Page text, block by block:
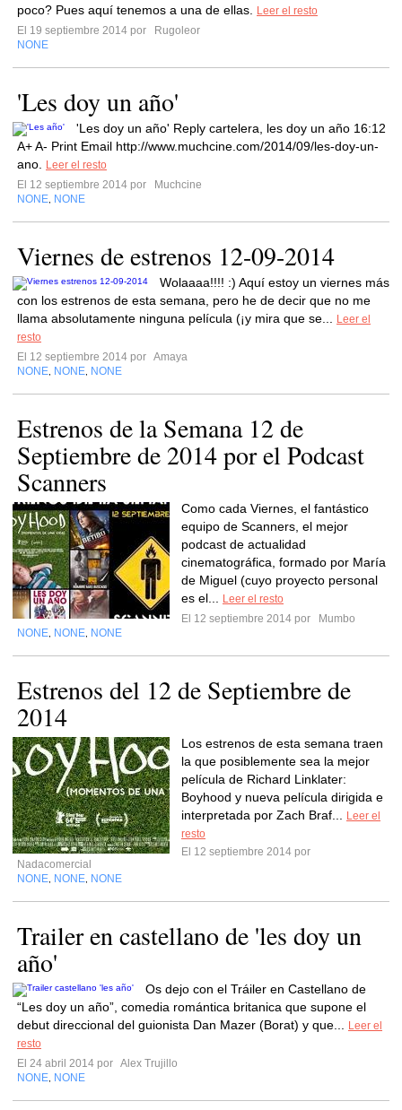
poco? Pues aquí tenemos a una de ellas.
Leer el resto
El 19 septiembre 2014 por
Rugoleor
NONE
'Les doy un año'
'Les doy un año' Reply cartelera, les doy un año 16:12
A+ A- Print Email http://www.muchcine.com/2014/09/les-doy-un-
ano.
Leer el resto
El 12 septiembre 2014 por
Muchcine
NONE NONE
Viernes de estrenos 12-09-2014
Wolaaaa!!!! :) Aquí estoy un viernes más
con los estrenos de esta semana, pero he de decir que no me
llama absolutamente ninguna película (¡y mira que se...
Leer el
resto
El 12 septiembre 2014 por Amaya
NONE NONE NONE
Estrenos de la Semana 12 de
Septiembre de 2014 por el Podcast
Scanners
Como cada Viernes, el fantástico
equipo de Scanners, el mejor
podcast de actualidad
cinematográfica, formado por María
de Miguel (cuyo proyecto personal
es el...
Leer el resto
El 12 septiembre 2014 por
Mumbo
NONE NONE NONE
Estrenos del 12 de Septiembre de
2014
Los estrenos de esta semana traen
la que posiblemente sea la mejor
película de Richard Linklater:
Boyhood y nueva película dirigida e
interpretada por Zach Braf...
Leer el
resto
El 12 septiembre 2014 por
Nadacomercial
NONE NONE NONE
Trailer en castellano de 'les doy un
año'
Os dejo con el Tráiler en Castellano de
“Les doy un año”, comedia romántica britanica que supone el
debut direccional del guionista Dan Mazer (Borat) y que...
Leer el
resto
El 24 abril 2014 por Alex Trujillo
NONE NONE